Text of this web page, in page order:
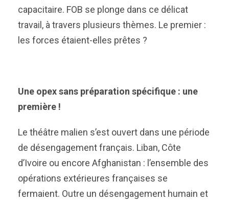
capacitaire. FOB se plonge dans ce délicat
travail, à travers plusieurs thèmes. Le premier :
les forces étaient-elles prêtes ?
Une opex sans préparation spécifique : une
première !
Le théâtre malien s’est ouvert dans une période
de désengagement français. Liban, Côte
d’Ivoire ou encore Afghanistan : l’ensemble des
opérations extérieures françaises se
fermaient. Outre un désengagement humain et